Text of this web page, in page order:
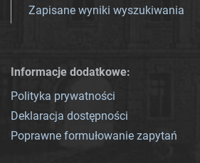
Zapisane wyniki wyszukiwania
Informacje dodatkowe:
Polityka prywatności
Deklaracja dostępności
Poprawne formułowanie zapytań